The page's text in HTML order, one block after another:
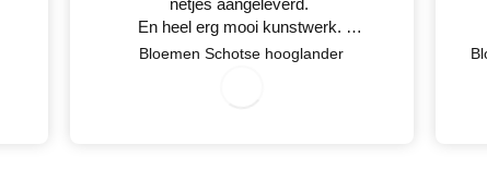
En heel erg mooi kunstwerk.
Netjes op tijd een mail gestuurd
Bloemen Schotse hooglander